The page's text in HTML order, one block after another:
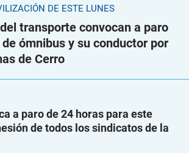
DE ESTE LUNES
transporte convocan a paro
ómnibus y su conductor por
de Cerro
a paro de 24 horas para este
de todos los sindicatos de la